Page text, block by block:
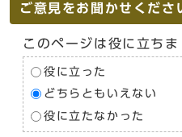
ご意見をお聞かせくださ
このページは役に立ちま
役に立った
どちらともいえない
役に立たなかった